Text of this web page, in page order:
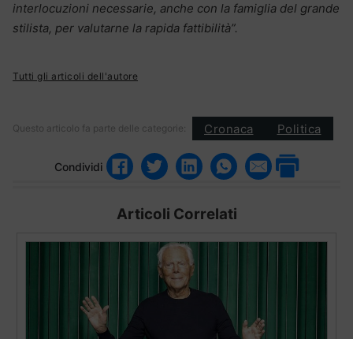
interlocuzioni necessarie, anche con la famiglia del grande
stilista, per valutarne la rapida fattibilità”.
Tutti gli articoli dell'autore
Questo articolo fa parte delle categorie: Cronaca Politica
Condividi
Articoli Correlati